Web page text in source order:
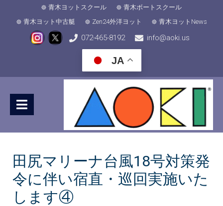
青木ヨットスクール
青木ボートスクール
青木ヨット中古艇
Zen24外洋ヨット 青木ヨットNews
072-465-8192 info@aoki.us
JA
田尻マリーナ台風18号対策発
令に伴い宿直・巡回実施いた
します④